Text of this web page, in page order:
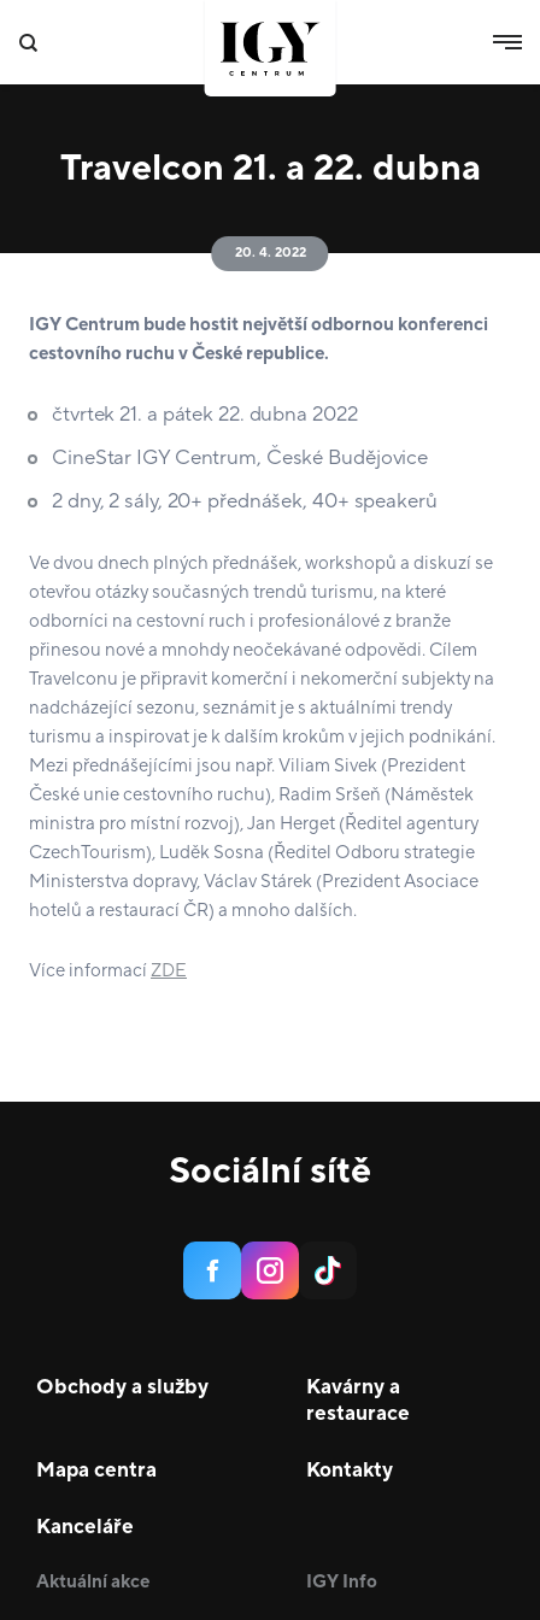
Travelcon 21. a 22. dubna
20. 4. 2022
IGY Centrum bude hostit největší odbornou konferenci
cestovního ruchu v České republice.
čtvrtek 21. a pátek 22. dubna 2022
CineStar IGY Centrum, České Budějovice
2 dny, 2 sály, 20+ přednášek, 40+ speakerů
Ve dvou dnech plných přednášek, workshopů a diskuzí se
otevřou otázky současných trendů turismu, na které
odborníci na cestovní ruch i profesionálové z branže
přinesou nové a mnohdy neočekávané odpovědi. Cílem
Travelconu je připravit komerční i nekomerční subjekty na
nadcházející sezonu, seznámit je s aktuálními trendy
turismu a inspirovat je k dalším krokům v jejich podnikání.
Mezi přednášejícími jsou např. Viliam Sivek (Prezident
České unie cestovního ruchu), Radim Sršeň (Náměstek
ministra pro místní rozvoj), Jan Herget (Ředitel agentury
CzechTourism), Luděk Sosna (Ředitel Odboru strategie
Ministerstva dopravy, Václav Stárek (Prezident Asociace
hotelů a restaurací ČR) a mnoho dalších.
Více informacíZDE
Sociální sítě
Obchody a služby
Kavárny a
restaurace
Mapa centra Kontakty
Kanceláře
Aktuální akce IGY Info